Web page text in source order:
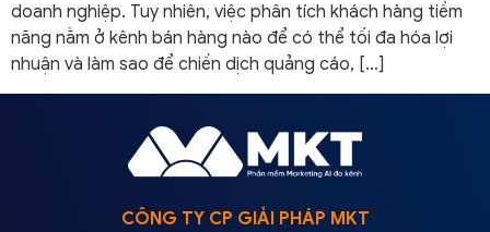
doanh nghiệp. Tuy nhiên, việc phân tích khách hàng tiềm
năng nằm ở kênh bán hàng nào để có thể tối đa hóa lợi
nhuận và làm sao để chiến dịch quảng cáo, […]
CÔNG TY CP GIẢI PHÁP MKT